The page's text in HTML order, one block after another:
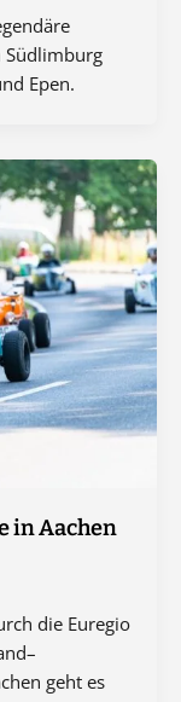
Südlimburg
Epen.
in Aachen
die Euregio
geht es